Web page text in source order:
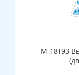
М-18193